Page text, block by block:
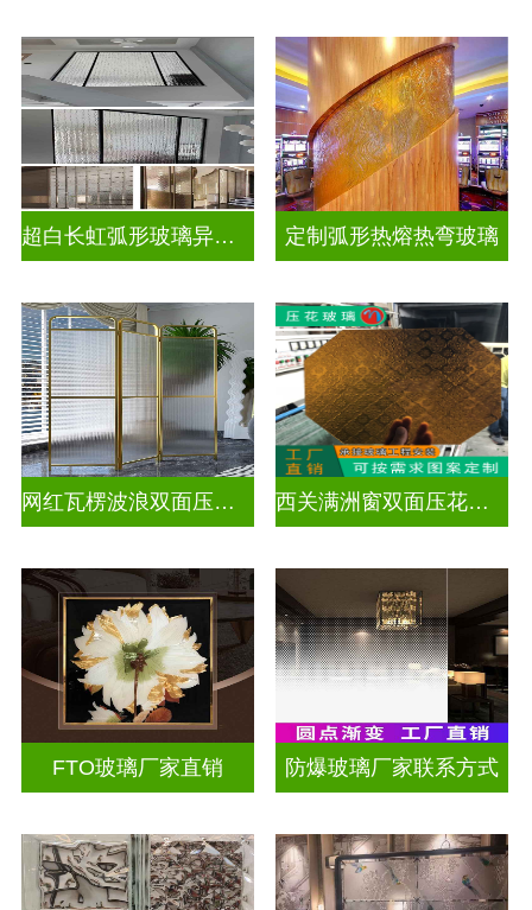
超白长虹弧形玻璃异形弧形玻璃 定制弧形热熔热弯玻璃
网红瓦楞波浪双面压花玻璃 西关满洲窗双面压花玻璃
FTO玻璃厂家直销 防爆玻璃厂家联系方式